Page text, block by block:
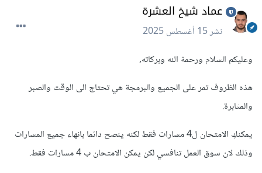
عماد شيخ العشرة
نشر15 أغسطس 2025
وعليكم السلام ورحمة الله وبركاته,
هذه الظروف تمر على الجميع والبرمجة هي تحتاج الى الوقت والصبر
والمثابرة.
يمكنكِ الامتحان ل4 مسارات فقط لكنه ينصح دائما بانهاء جميع المسارات
وذلك لان سوق العمل تنافسي لكن يمكن الامتحان ب 4 مسارات فقط.